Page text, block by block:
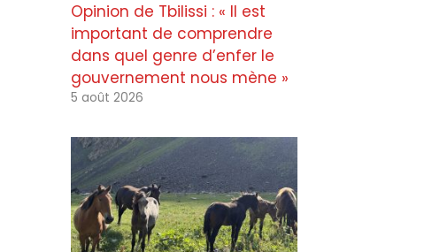
Opinion de Tbilissi : « Il est
important de comprendre
dans quel genre d’enfer le
gouvernement nous mène »
5 août 2026